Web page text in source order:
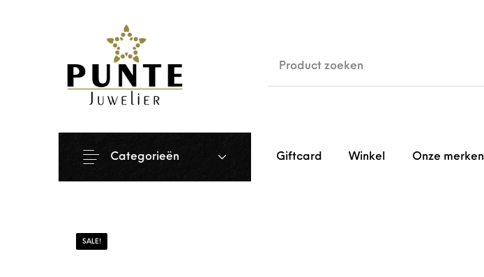
Giftcard Winkel Onze merken
Categorieën
SALE!